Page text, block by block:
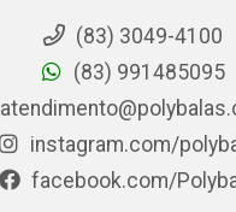
(83) 3049-4100
(83) 991485095
instagram.com/
facebook.com/